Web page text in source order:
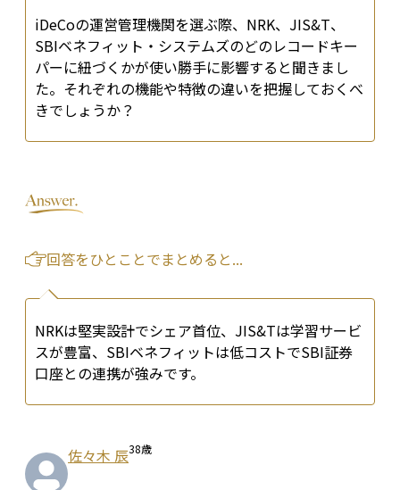
iDeCoの運営管理機関を選ぶ際、NRK、JIS&T、
SBIベネフィット・システムズのどのレコードキー
パーに紐づくかが使い勝手に影響すると聞きまし
た。それぞれの機能や特徴の違いを把握しておくべ
きでしょうか？
回答をひとことでまとめると...
NRKは堅実設計でシェア首位、JIS&Tは学習サービ
スが豊富、SBIベネフィットは低コストでSBI証券
口座との連携が強みです。
佐々木 辰38歳